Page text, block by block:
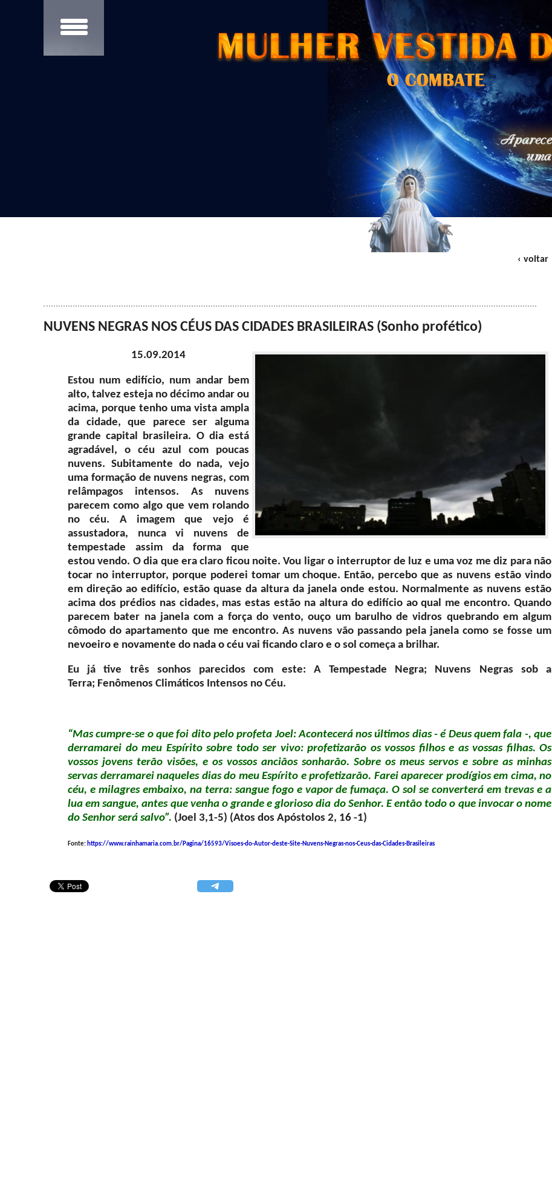
‹ voltar
NUVENS NEGRAS NOS CÉUS DAS CIDADES BRASILEIRAS (Sonho profético)
15.09.2014
Estou num edifício, num andar bem
alto, talvez esteja no décimo andar ou
acima, porque tenho uma vista ampla
da cidade, que parece ser alguma
grande capital brasileira. O dia está
agradável, o céu azul com poucas
nuvens. Subitamente do nada, vejo
uma formação de nuvens negras, com
relâmpagos intensos. As nuvens
parecem como algo que vem rolando
no céu. A imagem que vejo é
assustadora, nunca vi nuvens de
tempestade assim da forma que
estou vendo. O dia que era claro ficou noite. Vou ligar o interruptor de luz e uma voz me diz para não
tocar no interruptor, porque poderei tomar um choque. Então, percebo que as nuvens estão vindo
em direção ao edifício, estão quase da altura da janela onde estou. Normalmente as nuvens estão
acima dos prédios nas cidades, mas estas estão na altura do edifício ao qual me encontro. Quando
parecem bater na janela com a força do vento, ouço um barulho de vidros quebrando em algum
cômodo do apartamento que me encontro. As nuvens vão passando pela janela como se fosse um
nevoeiro e novamente do nada o céu vai ficando claro e o sol começa a brilhar.
Eu já tive três sonhos parecidos com este: A Tempestade Negra; Nuvens Negras sob a
Terra; Fenômenos Climáticos Intensos no Céu.
“Mas cumpre-se o que foi dito pelo profeta Joel: Acontecerá nos últimos dias - é Deus quem fala -, que
derramarei do meu Espírito sobre todo ser vivo: profetizarão os vossos filhos e as vossas filhas. Os
vossos jovens terão visões, e os vossos anciãos sonharão. Sobre os meus servos e sobre as minhas
servas derramarei naqueles dias do meu Espírito e profetizarão. Farei aparecer prodígios em cima, no
céu, e milagres embaixo, na terra: sangue fogo e vapor de fumaça. O sol se converterá em trevas e a
lua em sangue, antes que venha o grande e glorioso dia do Senhor. E então todo o que invocar o nome
do Senhor será salvo”. (Joel 3,1-5) (Atos dos Apóstolos 2, 16 -1)
Fonte: https://www.rainhamaria.com.br/Pagina/16593/Visoes-do-Autor-deste-Site-Nuvens-Negras-nos-Ceus-das-Cidades-Brasileiras